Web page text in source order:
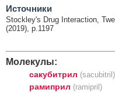
Источники
Stockley's Drug Interaction,
(2019), p.1197
Молекулы:
сакубитрил (sacubitril)
рамиприл (ramipril)